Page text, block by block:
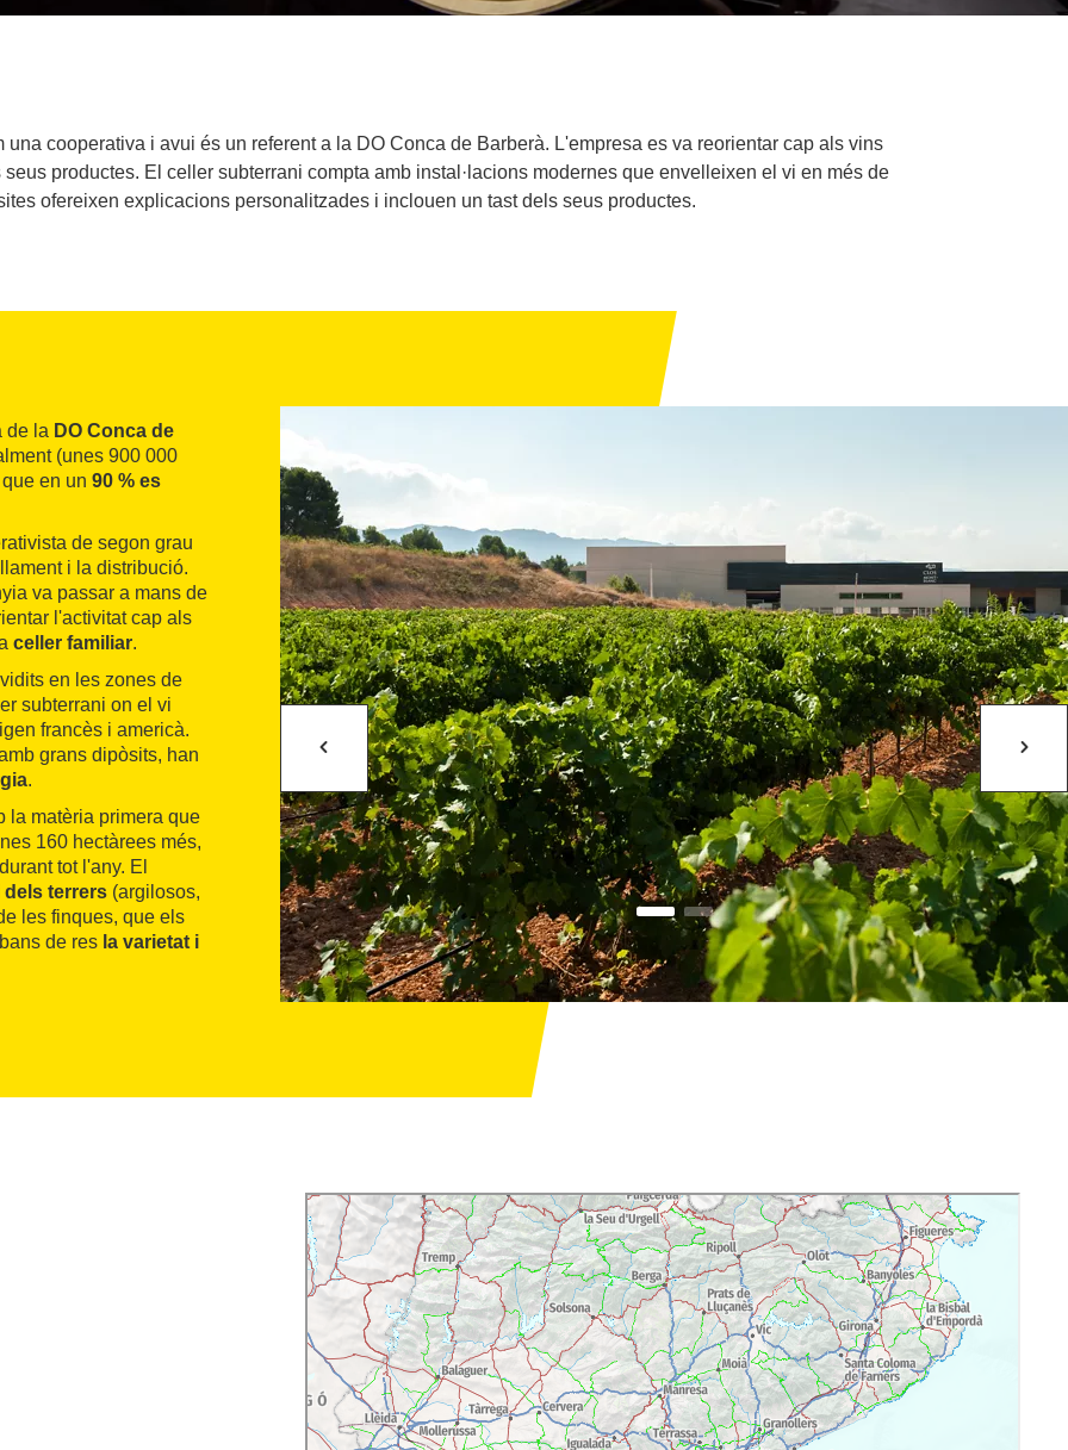
cooperativa i avui és un referent a la DO Conca de Barberà. L'empresa es va reorientar cap als vins
productes. El celler subterrani compta amb instal·lacions modernes que envelleixen el vi en més de
ofereixen explicacions personalitzades i inclouen un tast dels seus productes.
de la DO Conca de
(unes 900 000
en un 90 % es
de segon grau
i la distribució.
va passar a mans de
l'activitat cap als
celler familiar.
en les zones de
subterrani on el vi
francès i americà.
grans dipòsits, han
.
la matèria primera que
160 hectàrees més,
tot l'any. El
dels terrers (argilosos,
les finques, que els
de res la varietat i
Utilitzen xarel·lo,
un